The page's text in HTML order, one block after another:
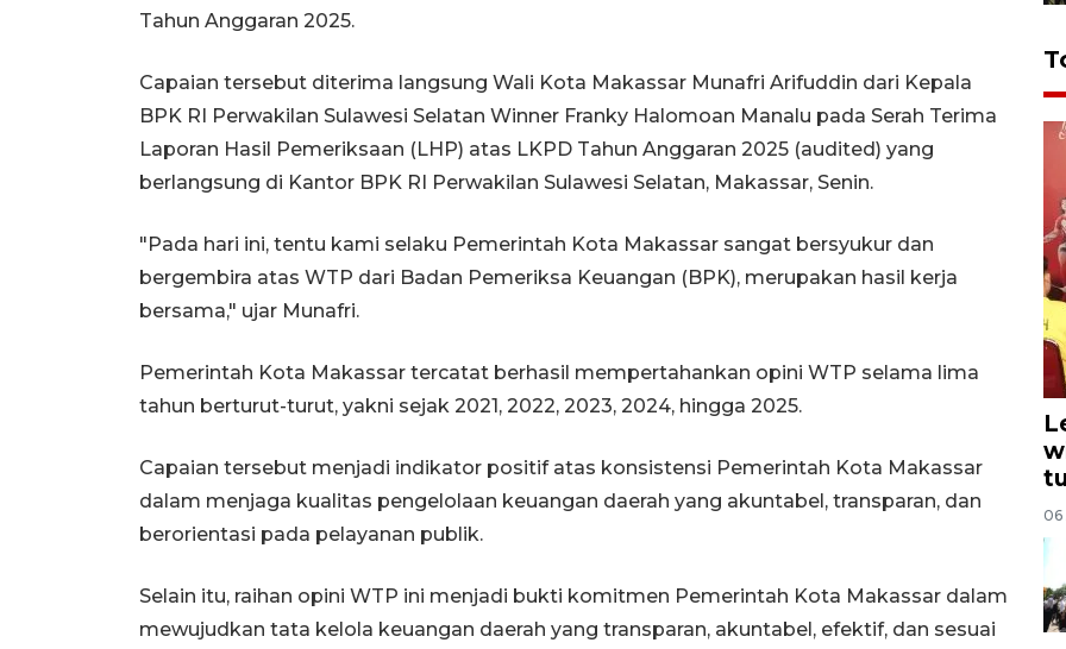
Tahun Anggaran 2025.
Capaian tersebut diterima langsung Wali Kota Makassar Munafri Arifuddin dari Kepala
BPK RI Perwakilan Sulawesi Selatan Winner Franky Halomoan Manalu pada Serah Terima
Laporan Hasil Pemeriksaan (LHP) atas LKPD Tahun Anggaran 2025 (audited) yang
berlangsung di Kantor BPK RI Perwakilan Sulawesi Selatan, Makassar, Senin.
"Pada hari ini, tentu kami selaku Pemerintah Kota Makassar sangat bersyukur dan
bergembira atas WTP dari Badan Pemeriksa Keuangan (BPK), merupakan hasil kerja
bersama," ujar Munafri.
Pemerintah Kota Makassar tercatat berhasil mempertahankan opini WTP selama lima
tahun berturut-turut, yakni sejak 2021, 2022, 2023, 2024, hingga 2025.
Capaian tersebut menjadi indikator positif atas konsistensi Pemerintah Kota Makassar
dalam menjaga kualitas pengelolaan keuangan daerah yang akuntabel, transparan, dan
berorientasi pada pelayanan publik.
Selain itu, raihan opini WTP ini menjadi bukti komitmen Pemerintah Kota Makassar dalam
mewujudkan tata kelola keuangan daerah yang transparan, akuntabel, efektif, dan sesuai
06